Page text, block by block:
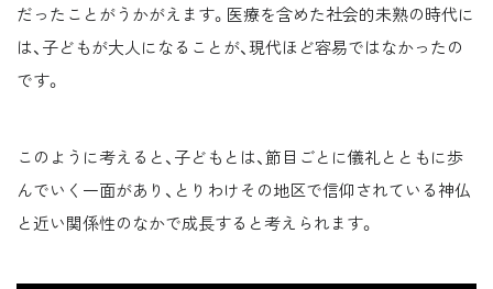
だったことがうかがえます。医療を含めた社会的未熟の時代に
は、子どもが大人になることが、現代ほど容易ではなかったの
です。
このように考えると、子どもとは、節目ごとに儀礼とともに歩
んでいく一面があり、とりわけその地区で信仰されている神仏
と近い関係性のなかで成長すると考えられます。